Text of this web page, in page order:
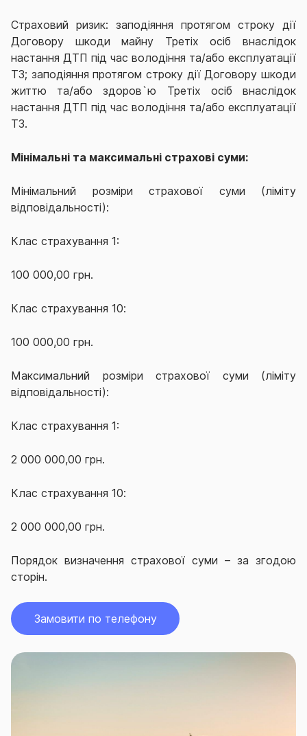
Страховий ризик: заподіяння протягом строку дії
Договору шкоди майну Третіх осіб внаслідок
настання ДТП під час володіння та/або експлуатації
ТЗ; заподіяння протягом строку дії Договору шкоди
життю та/або здоров`ю Третіх осіб внаслідок
настання ДТП під час володіння та/або експлуатації
ТЗ.
Мінімальні та максимальні страхові суми:
Мінімальний розміри страхової суми (ліміту
відповідальності):
Клас страхування 1:
100 000,00 грн.
Клас страхування 10:
100 000,00 грн.
Максимальний розміри страхової суми (ліміту
відповідальності):
Клас страхування 1:
2 000 000,00 грн.
Клас страхування 10:
2 000 000,00 грн.
Порядок визначення страхової суми – за згодою
сторін.
Замовити по телефону